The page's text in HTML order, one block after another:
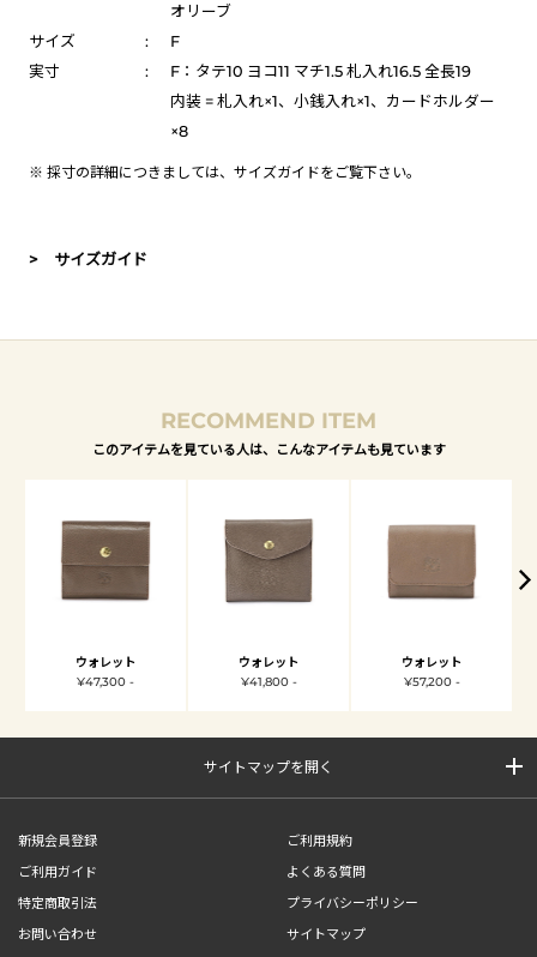
オリーブ
サイズ
:
F
実寸
:
F：タテ10 ヨコ11 マチ1.5 札入れ16.5 全長19
内装 = 札入れ×1、小銭入れ×1、カードホルダー
×8
※ 採寸の詳細につきましては、 サイズガイドをご覧下さい。
> サイズガイド
RECOMMEND ITEM
このアイテムを見ている人は、こんなアイテムも見ています
ウォレット
¥47,300 -
ウォレット
¥41,800 -
ウォレット
¥57,200 -
サイトマップを開く
新規会員登録
ご利用規約
ご利用ガイド
よくある質問
特定商取引法
プライバシーポリシー
お問い合わせ
サイトマップ